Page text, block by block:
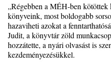
„Régebben a MÉH-ben kötöttek
könyveink, most boldogabb
hazaviheti azokat a
Judit, a könyvtár zöld
hozzátette, a nyári olvasást is
kezdeményezésükkel.